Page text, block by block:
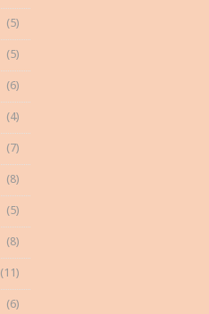
(5)
(5)
(6)
(4)
(7)
(8)
(5)
(8)
(11)
(6)